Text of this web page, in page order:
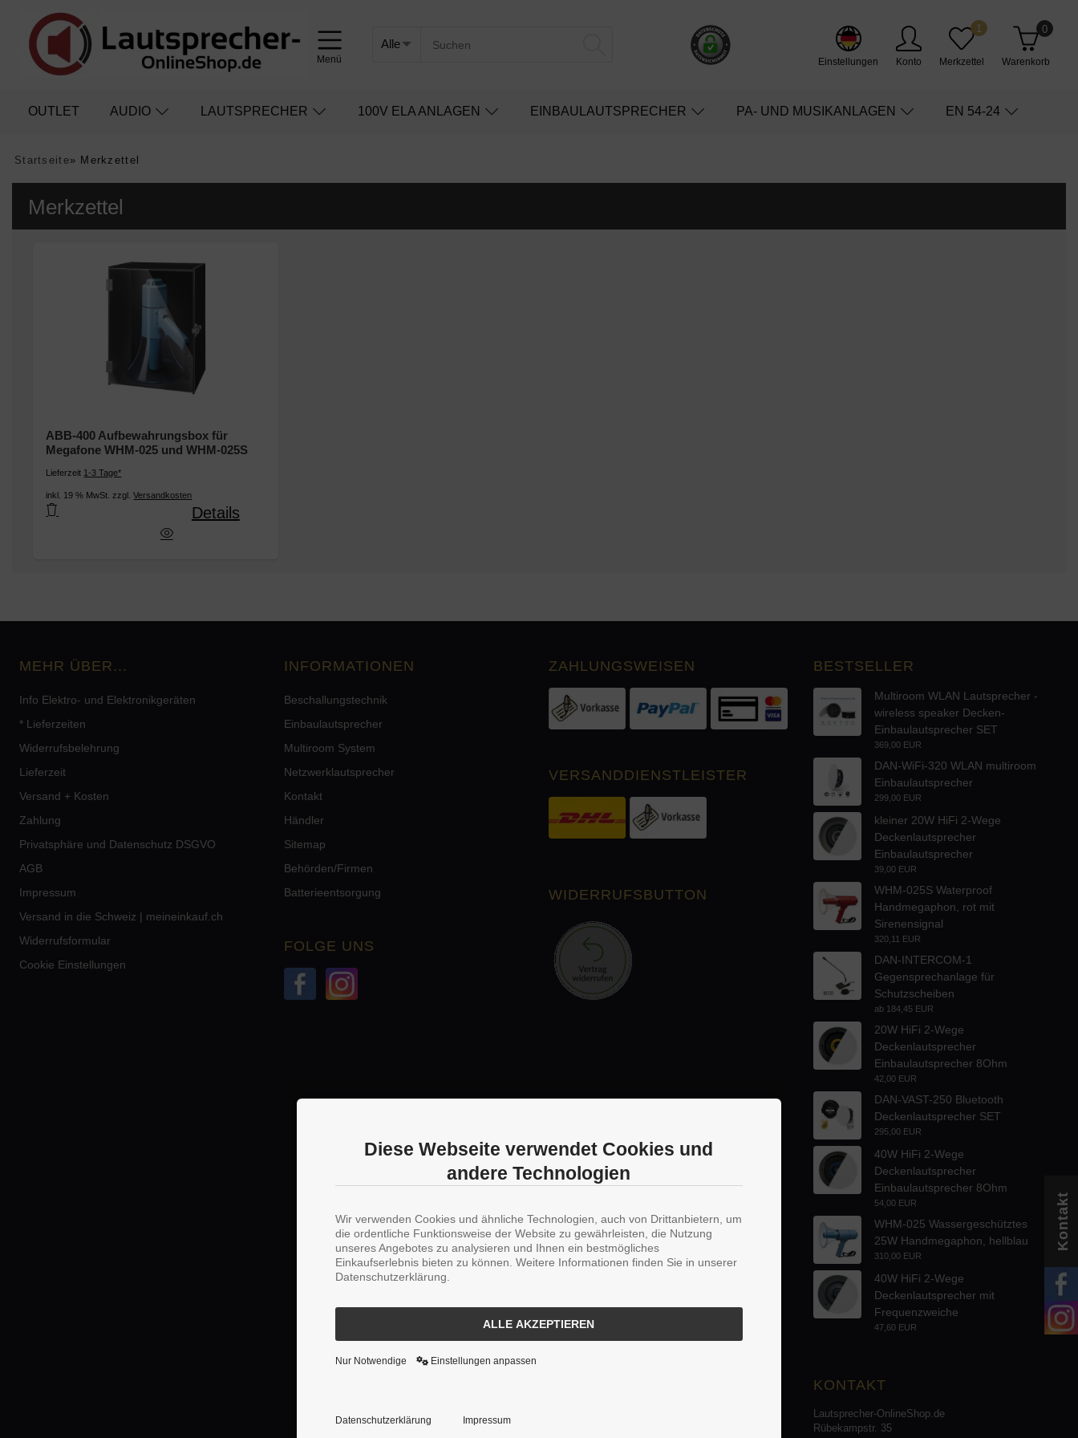
Menü Einstellungen Konto Merkzettel
1
Warenkorb
0
OUTLET AUDIO LAUTSPRECHER 100V ELA ANLAGEN EINBAULAUTSPRECHER PA- UND MUSIKANLAGEN EN 54-24
Startseite» Merkzettel
Merkzettel
ABB-400 Aufbewahrungsbox für
Megafone WHM-025 und WHM-025S
Lieferzeit 1-3 Tage*
inkl. 19 % MwSt. zzgl.Versandkosten
für Megafone WHM-025 und WHM-025S
Details
MEHR ÜBER...
Info Elektro- und Elektronikgeräten
* Lieferzeiten
Widerrufsbelehrung
Lieferzeit
Versand + Kosten
Zahlung
Privatsphäre und Datenschutz DSGVO
AGB
Impressum
Versand in die Schweiz | meineinkauf.ch
Widerrufsformular
Cookie Einstellungen
INFORMATIONEN
Beschallungstechnik
Einbaulautsprecher
Multiroom System
Netzwerklautsprecher
Kontakt
Händler
Sitemap
Behörden/Firmen
Batterieentsorgung
FOLGE UNS
Kontakt
ZAHLUNGSWEISEN
VERSANDDIENSTLEISTER
WIDERRUFSBUTTON
BESTSELLER
Multiroom WLAN Lautsprecher -
wireless speaker Decken-
Einbaulautsprecher SET
369,00 EUR
DAN-WiFi-320 WLAN multiroom
Einbaulautsprecher
299,00 EUR
kleiner 20W HiFi 2-Wege
Deckenlautsprecher
Einbaulautsprecher
39,00 EUR
WHM-025S Waterproof
Handmegaphon, rot mit
Sirenensignal
320,11 EUR
DAN-INTERCOM-1
Gegensprechanlage für
Schutzscheiben
ab 184,45 EUR
20W HiFi 2-Wege
Deckenlautsprecher
Einbaulautsprecher 8Ohm
42,00 EUR
DAN-VAST-250 Bluetooth
Deckenlautsprecher SET
295,00 EUR
40W HiFi 2-Wege
Deckenlautsprecher
Einbaulautsprecher 8Ohm
54,00 EUR
WHM-025 Wassergeschütztes
25W Handmegaphon, hellblau
310,00 EUR
40W HiFi 2-Wege
Deckenlautsprecher mit
Frequenzweiche
47,60 EUR
KONTAKT
Lautsprecher-OnlineShop.de
Rübekampstr. 35
Diese Webseite verwendet Cookies und
andere Technologien
Wir verwenden Cookies und ähnliche Technologien, auch von Drittanbietern, um
die ordentliche Funktionsweise der Website zu gewährleisten, die Nutzung
unseres Angebotes zu analysieren und Ihnen ein bestmögliches
Einkaufserlebnis bieten zu können. Weitere Informationen finden Sie in unserer
Datenschutzerklärung.
ALLE AKZEPTIEREN
Nur Notwendige Einstellungen anpassen
Datenschutzerklärung Impressum